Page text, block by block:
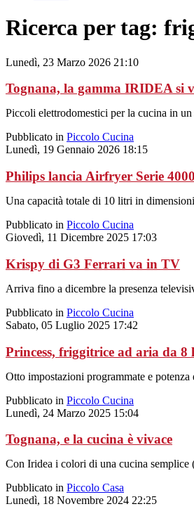
Ricerca per tag:
Lunedì, 23 Marzo 2026 21:10
Tognana, la gamma IRIDEA si
Piccoli elettrodomestici per la cucina in
Pubblicato in Piccolo Cucina
Lunedì, 19 Gennaio 2026 18:15
Philips lancia Airfryer Serie
Una capacità totale di 10 litri in
Pubblicato in Piccolo Cucina
Giovedì, 11 Dicembre 2025 17:03
Krispy di G3 Ferrari va in TV
Arriva fino a dicembre la presenza
Pubblicato in Piccolo Cucina
Sabato, 05 Luglio 2025 17:42
Princess, friggitrice ad aria da 8
Otto impostazioni programmate e potenza
Pubblicato in Piccolo Cucina
Lunedì, 24 Marzo 2025 15:04
Tognana, e la cucina è vivace
Con Iridea i colori di una cucina semplice
Pubblicato in Piccolo Casa
Lunedì, 18 Novembre 2024 22:25